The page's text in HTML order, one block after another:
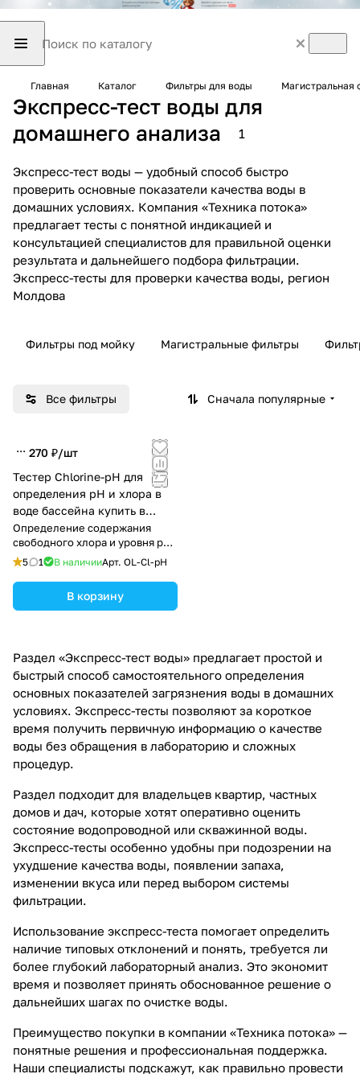
Главная Каталог Фильтры для воды Магистральная
Экспресс-тест воды для
домашнего анализа
1
Экспресс-тест воды — удобный способ быстро
проверить основные показатели качества воды в
домашних условиях. Компания «Техника потока»
предлагает тесты с понятной индикацией и
консультацией специалистов для правильной оценки
результата и дальнейшего подбора фильтрации.
Экспресс-тесты для проверки качества воды, регион
Молдова
Фильтры под мойку Магистральные фильтры
Все фильтры Сначала популярные
270 ₽/шт
Тестер Chlorine-pH для
определения pH и хлора в
воде бассейна купить в
Тирасполе
Определение содержания
свободного хлора и уровня pH
в воде
5 1 В наличииАрт. OL-Cl-pH
В корзину
Раздел «Экспресс-тест воды» предлагает простой и
быстрый способ самостоятельного определения
основных показателей загрязнения воды в домашних
условиях. Экспресс-тесты позволяют за короткое
время получить первичную информацию о качестве
воды без обращения в лабораторию и сложных
процедур.
Раздел подходит для владельцев квартир, частных
домов и дач, которые хотят оперативно оценить
состояние водопроводной или скважинной воды.
Экспресс-тесты особенно удобны при подозрении на
ухудшение качества воды, появлении запаха,
изменении вкуса или перед выбором системы
фильтрации.
Использование экспресс-теста помогает определить
наличие типовых отклонений и понять, требуется ли
более глубокий лабораторный анализ. Это экономит
время и позволяет принять обоснованное решение о
дальнейших шагах по очистке воды.
Преимущество покупки в компании «Техника потока» —
понятные решения и профессиональная поддержка.
Наши специалисты подскажут, как правильно провести